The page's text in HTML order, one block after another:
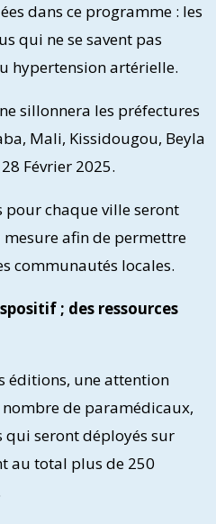
dans ce programme : les
qui ne se savent pas
hypertension artérielle.
sillonnera les préfectures
Mali, Kissidougou, Beyla
Février 2025.
pour chaque ville seront
afin de permettre
communautés locales.
; des ressources
éditions, une attention
de paramédicaux,
qui seront déployés sur
au total plus de 250